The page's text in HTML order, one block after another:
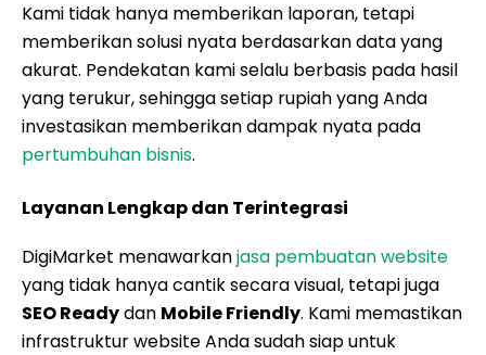
Kami tidak hanya memberikan laporan, tetapi
memberikan solusi nyata berdasarkan data yang
akurat. Pendekatan kami selalu berbasis pada hasil
yang terukur, sehingga setiap rupiah yang Anda
investasikan memberikan dampak nyata pada
pertumbuhan bisnis.
Layanan Lengkap dan Terintegrasi
DigiMarket menawarkanjasa pembuatan website
yang tidak hanya cantik secara visual, tetapi juga
SEO Readydan Mobile Friendly. Kami memastikan
infrastruktur website Anda sudah siap untuk